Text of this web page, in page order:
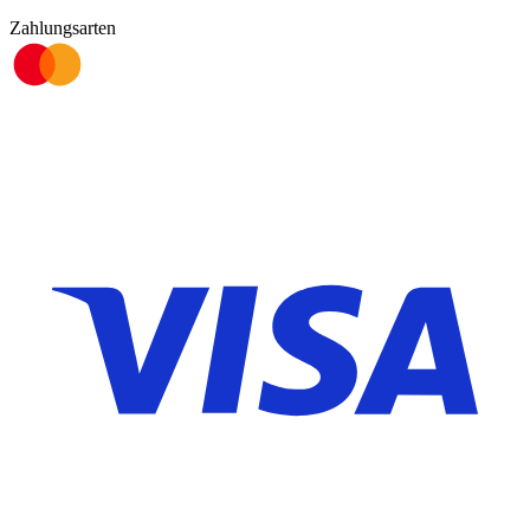
Zahlungsarten